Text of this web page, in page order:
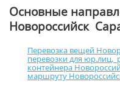
Основные
Новороссийск
Перевозка вещей
перевозки для юр.лиц,
контейнера
маршруту